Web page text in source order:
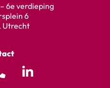
6e verdieping
6
Utrecht